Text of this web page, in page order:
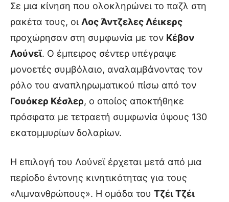
Σε μια κίνηση που ολοκληρώνει το παζλ στη
ρακέτα τους, οι Λος Άντζελες Λέικερς
προχώρησαν στη συμφωνία με τον Κέβον
Λούνεϊ. Ο έμπειρος σέντερ υπέγραψε
μονοετές συμβόλαιο, αναλαμβάνοντας τον
ρόλο του αναπληρωματικού πίσω από τον
Γουόκερ Κέσλερ, ο οποίος αποκτήθηκε
πρόσφατα με τετραετή συμφωνία ύψους 130
εκατομμυρίων δολαρίων.
Η επιλογή του Λούνεϊ έρχεται μετά από μια
περίοδο έντονης κινητικότητας για τους
«Λιμνανθρώπους». Η ομάδα του Τζέι Τζέι